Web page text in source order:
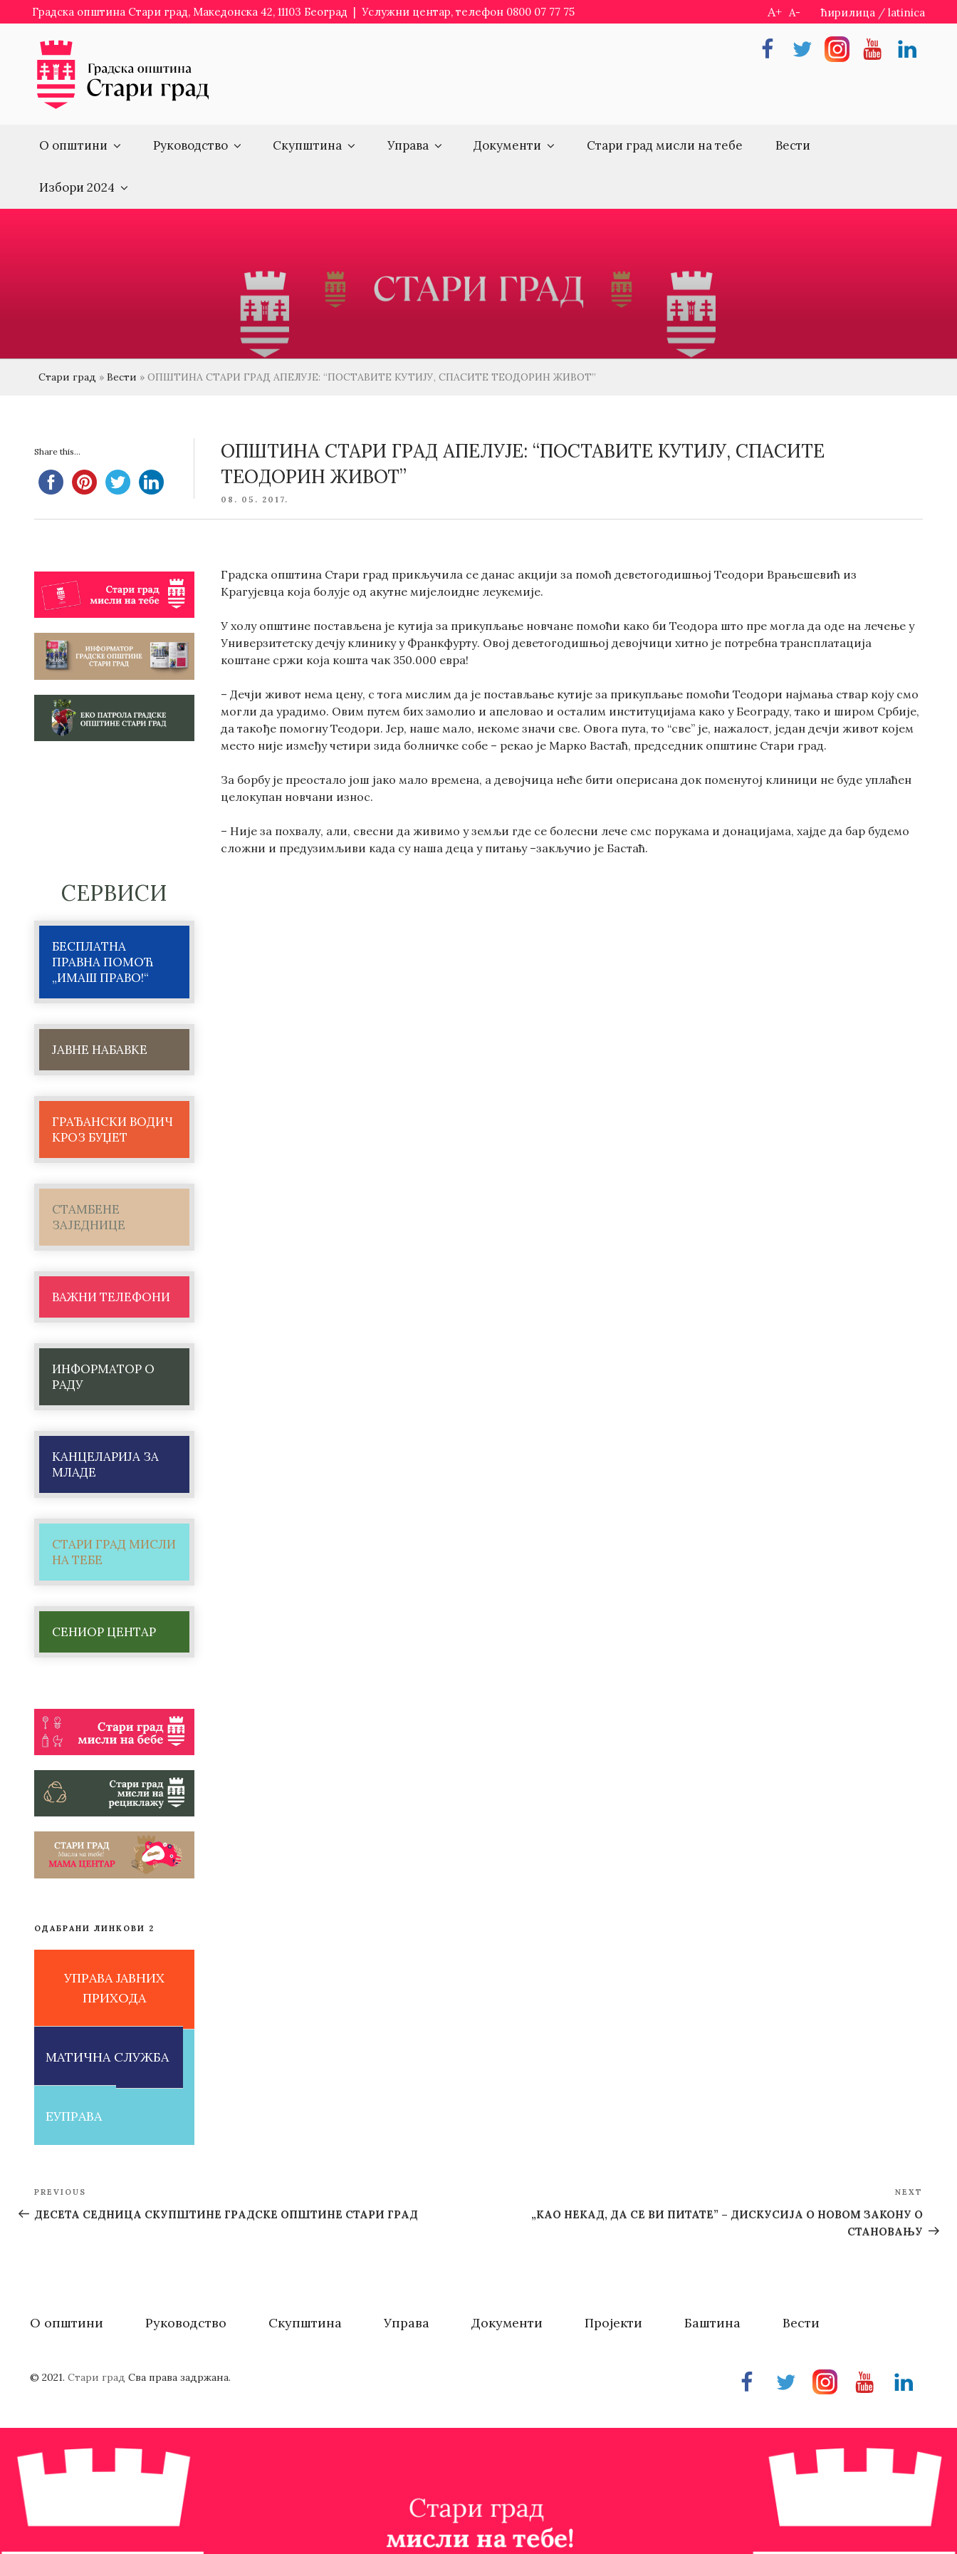
to
content
Градска општина Стари град, Македонска 42, 11103 Београд | Услужни центар, телефон 0800 07 77 75 A+ A- ћирилица / latinica
FacebookTwitterInstragramYoutubeLinkedin
О општини Руководство Скупштина Управа Документи Стари град мисли на тебе Вести
Избори 2024
Стари град » Вести » ОПШТИНА СТАРИ ГРАД АПЕЛУЈЕ: “ПОСТАВИТЕ КУТИЈУ, СПАСИТЕ ТЕОДОРИН ЖИВОТ”
Share this...
ОПШТИНА СТАРИ ГРАД АПЕЛУЈЕ: “ПОСТАВИТЕ КУТИЈУ, СПАСИТЕ
ТЕОДОРИН ЖИВОТ”
POSTED
08. 05. 2017.
СЕРВИСИ
БЕСПЛАТНА
ПРАВНА ПОМОЋ
„ИМАШ ПРАВО!“
ЈАВНЕ НАБАВКЕ
ГРАЂАНСКИ ВОДИЧ
КРОЗ БУЏЕТ
СТАМБЕНЕ
ЗАЈЕДНИЦЕ
ВАЖНИ ТЕЛЕФОНИ
ИНФОРМАТОР О
РАДУ
КАНЦЕЛАРИЈА ЗА
МЛАДЕ
СТАРИ ГРАД МИСЛИ
НА ТЕБЕ
СЕНИОР ЦЕНТАР
ОДАБРАНИ ЛИНКОВИ 2
УПРАВА ЈАВНИХ
ПРИХОДА
МАТИЧНА СЛУЖБА
ЕУПРАВА
Градска општина Стари град прикључила се данас акцији за помоћ деветогодишњој Теодори Врањешевић из
Крагујевца која болује од акутне мијелоидне леукемије.
У холу општине постављена је кутија за прикупљање новчане помоћи како би Теодора што пре могла да оде на лечење у
Универзитетску дечју клинику у Франкфурту. Овој деветогодишњој девојчици хитно је потребна трансплатација
коштане сржи која кошта чак 350.000 евра!
– Дечји живот нема цену, с тога мислим да је постављање кутије за прикупљање помоћи Теодори најмања ствар коју смо
могли да урадимо. Овим путем бих замолио и апеловао и осталим институцијама како у Београду, тако и широм Србије,
да такође помогну Теодори. Јер, наше мало, некоме значи све. Овога пута, то “све” је, нажалост, један дечји живот којем
место није између четири зида болничке собе – рекао је Марко Вастаћ, председник општине Стари град.
За борбу је преостало још јако мало времена, а девојчица неће бити оперисана док поменутој клиници не буде уплаћен
целокупан новчани износ.
– Није за похвалу, али, свесни да живимо у земљи где се болесни лече смс порукама и донацијама, хајде да бар будемо
сложни и предузимљиви када су наша деца у питању –закључио је Бастаћ.
Post
navigation
Previous
Post
PREVIOUS
ДЕCЕТА СЕДНИЦА СКУПШТИНЕ ГРАДСКЕ ОПШТИНЕ СТАРИ ГРАД
NEXT
„КАО НЕКАД, ДА СЕ ВИ ПИТАТЕ” – ДИСКУСИЈА О НОВОМ ЗАКОНУ О
СТАНОВАЊУ
О општини Руководство Скупштина Управа Документи Пројекти Баштина Вести
FacebookTwitterInstragramYoutubeLinkedin
© 2021. Стари град Сва права задржана.